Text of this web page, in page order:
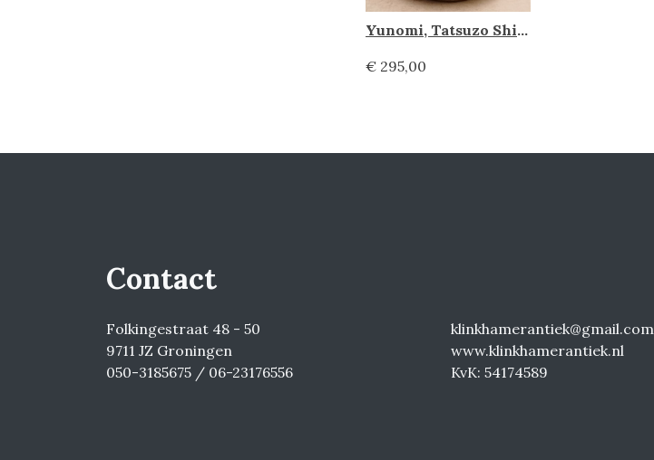
Yunomi, Tatsuzo Shimaoka (JPN)
€ 295,00
Contact
Folkingestraat 48 - 50
9711 JZ Groningen
050-3185675 / 06-23176556
klinkhamerantiek@gmail.com
www.klinkhamerantiek.nl
KvK: 54174589